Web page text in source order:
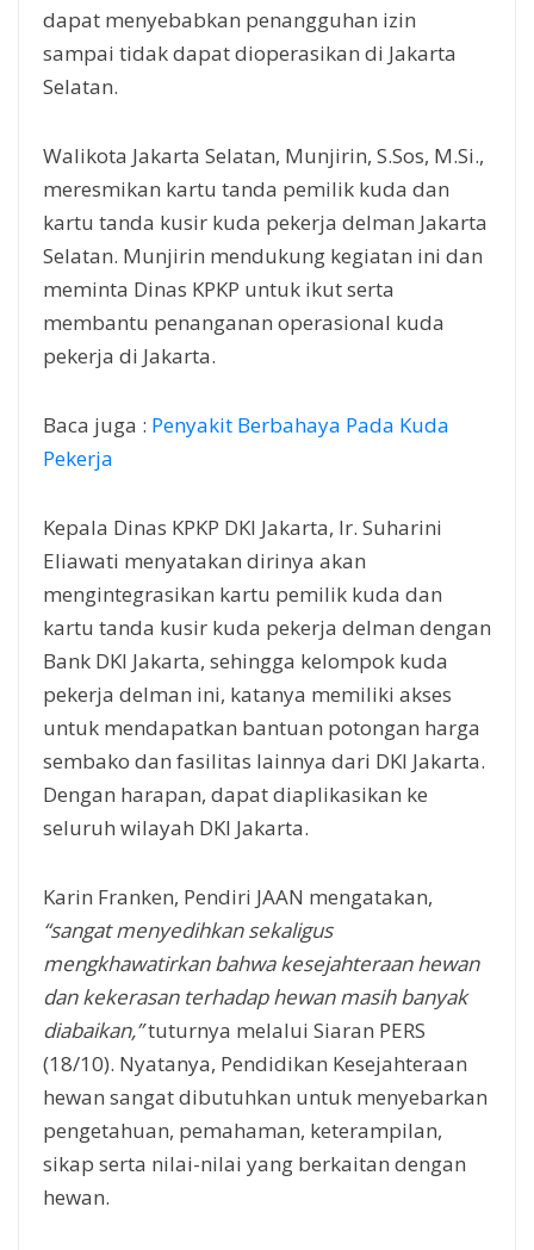
dapat menyebabkan penangguhan izin
sampai tidak dapat dioperasikan di Jakarta
Selatan.
Walikota Jakarta Selatan, Munjirin, S.Sos, M.Si.,
meresmikan kartu tanda pemilik kuda dan
kartu tanda kusir kuda pekerja delman Jakarta
Selatan. Munjirin mendukung kegiatan ini dan
meminta Dinas KPKP untuk ikut serta
membantu penanganan operasional kuda
pekerja di Jakarta.
Baca juga : Penyakit Berbahaya Pada Kuda
Pekerja
Kepala Dinas KPKP DKI Jakarta, Ir. Suharini
Eliawati menyatakan dirinya akan
mengintegrasikan kartu pemilik kuda dan
kartu tanda kusir kuda pekerja delman dengan
Bank DKI Jakarta, sehingga kelompok kuda
pekerja delman ini, katanya memiliki akses
untuk mendapatkan bantuan potongan harga
sembako dan fasilitas lainnya dari DKI Jakarta.
Dengan harapan, dapat diaplikasikan ke
seluruh wilayah DKI Jakarta.
Karin Franken, Pendiri JAAN mengatakan,
“sangat menyedihkan sekaligus
mengkhawatirkan bahwa kesejahteraan hewan
dan kekerasan terhadap hewan masih banyak
diabaikan,”tuturnya melalui Siaran PERS
(18/10). Nyatanya, Pendidikan Kesejahteraan
hewan sangat dibutuhkan untuk menyebarkan
pengetahuan, pemahaman, keterampilan,
sikap serta nilai-nilai yang berkaitan dengan
hewan.